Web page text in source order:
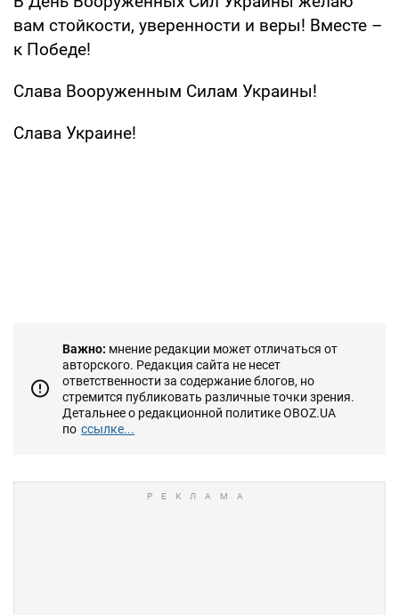
вам стойкости, уверенности и веры! Вместе –
к Победе!
Слава Вооруженным Силам Украины!
Слава Украине!
Важно: мнение редакции может отличаться от
авторского. Редакция сайта не несет
ответственности за содержание блогов, но
стремится публиковать различные точки зрения.
Детальнее о редакционной политике OBOZ.UA
по ссылке...